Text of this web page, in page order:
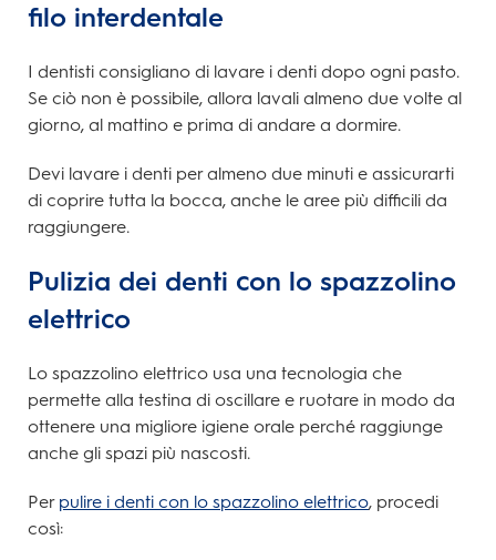
filo interdentale
I dentisti consigliano di lavare i denti dopo ogni pasto.
Se ciò non è possibile, allora lavali almeno due volte al
giorno, al mattino e prima di andare a dormire.
Devi lavare i denti per almeno due minuti e assicurarti
di coprire tutta la bocca, anche le aree più difficili da
raggiungere.
Pulizia dei denti con lo spazzolino
elettrico
Lo spazzolino elettrico usa una tecnologia che
permette alla testina di oscillare e ruotare in modo da
ottenere una migliore igiene orale perché raggiunge
anche gli spazi più nascosti.
Per pulire i denti con lo spazzolino elettrico, procedi
così: